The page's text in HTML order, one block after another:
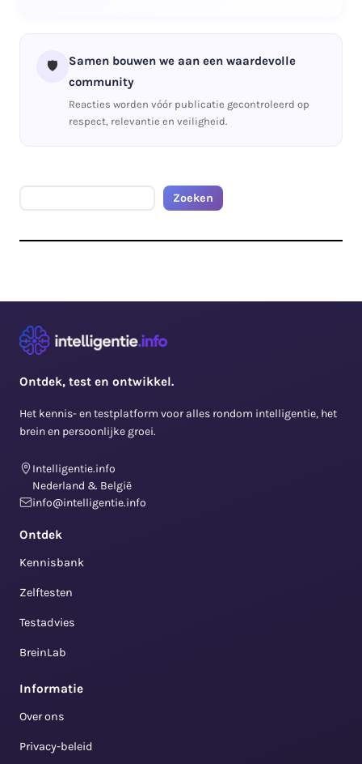
🛡️
Samen bouwen we aan een waardevolle
community
Reacties worden vóór publicatie gecontroleerd op
respect, relevantie en veiligheid.
Zoeken
Ontdek, test en ontwikkel.
Het kennis- en testplatform voor alles rondom intelligentie, het
brein en persoonlijke groei.
Intelligentie.info
Nederland & België
info@intelligentie.info
Ontdek
Kennisbank
Zelftesten
Testadvies
BreinLab
Informatie
Over ons
Privacy-beleid